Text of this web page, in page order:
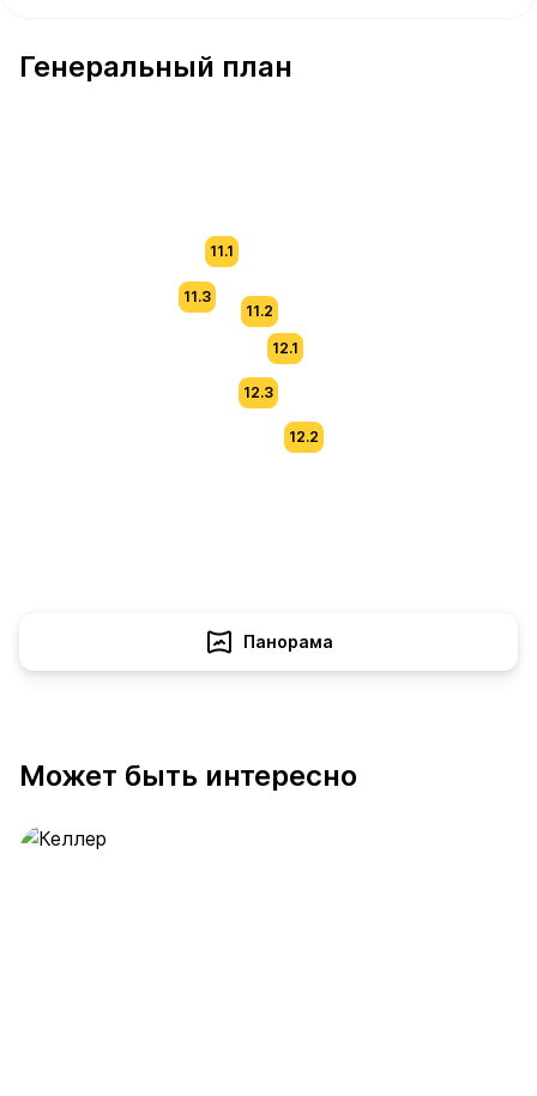
Генеральный план
11.3
11.1
11.2
12.1
12.2
12.3
Панорама
Может быть интересно